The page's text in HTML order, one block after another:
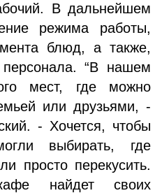
В дальнейшем
режима работы,
блюд, а также,
“В нашем
мест, где можно
или друзьями, -
- Хочется, чтобы
выбирать, где
просто перекусить.
найдет своих